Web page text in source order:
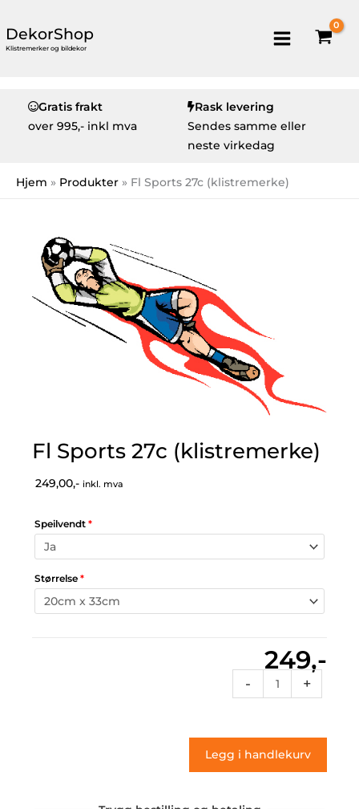
DekorShop
Klistremerker og bildekor
Gratis frakt
over 995,- inkl mva
Rask levering
Sendes samme eller
neste virkedag
Hjem Produkter Fl Sports 27c (klistremerke)
Fl Sports 27c (klistremerke)
249,00,- inkl. mva
Speilvendt *
Størrelse *
249,-
-
Sports
(klistremerke)
antall
+
Legg i handlekurv